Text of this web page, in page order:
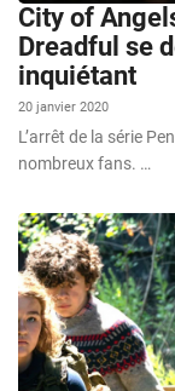
City of
Dreadful se
inquiétant
20 janvier 2020
L’arrêt de la série
nombreux fans. …